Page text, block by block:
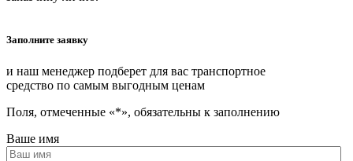
Заполните заявку
и наш менеджер подберет для вас транспортное
средство по самым выгодным ценам
Поля, отмеченные «*», обязательны к заполнению
Ваше имя